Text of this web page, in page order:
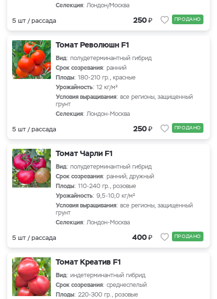
Селекция: Лондон/Москва
5 шт / рассада 250₽ ПРОДАНО
Томат Революшн F1
Вид: полудетерминантный гибрид
Срок созревания: ранний
Плоды: 180-210 гр., красные
Урожайность: 12 кг/м²
Условия выращивания: все регионы, защищенный
грунт
Селекция: Лондон-Москва
5 шт / рассада 250₽ ПРОДАНО
Томат Чарли F1
Вид: полудетерминантный гибрид
Срок созревания: ранний, дружный
Плоды: 110-240 гр., розовые
Урожайность: 9,5-10,0 кг/м²
Условия выращивания: все регионы, защищенный
грунт
Селекция: Лондон-Москва
5 шт / рассада 400₽ ПРОДАНО
Томат Креатив F1
Вид: индетерминантный гибрид
Срок созревания: среднеспелый
Плоды: 220-300 гр., розовые